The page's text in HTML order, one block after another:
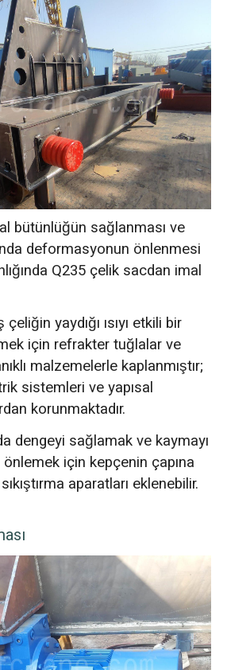
bütünlüğün sağlanması ve
deformasyonun önlenmesi
Q235 çelik sacdan imal
yaydığı ısıyı etkili bir
için refrakter tuğlalar ve
malzemelerle kaplanmıştır;
sistemleri ve yapısal
korunmaktadır.
dengeyi sağlamak ve kaymayı
için kepçenin çapına
aparatları eklenebilir.